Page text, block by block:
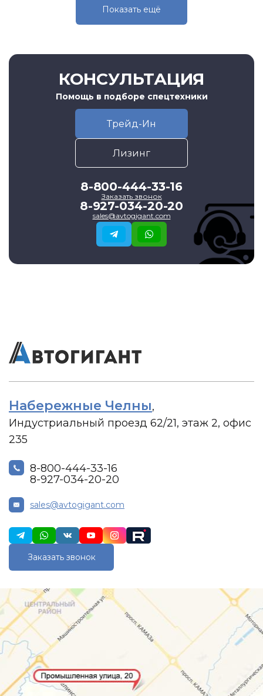
Показать eщё
КОНСУЛЬТАЦИЯ
Помощь в подборе спецтехники
Трейд-Ин
Лизинг
8-800-444-33-16
Заказать звонок
8-927-034-20-20
sales@avtogigant.com
Набережные Челны,
Индустриальный проезд 62/21, этаж 2, офис
235
8-800-444-33-16
8-927-034-20-20
sales@avtogigant.com
Заказать звонок